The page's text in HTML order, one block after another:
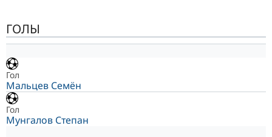
ГОЛЫ
Гол
Мальцев Семён
Гол
Мунгалов Степан